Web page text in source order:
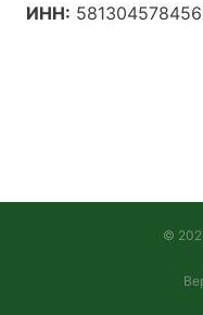
ИНН: 581304578456
©